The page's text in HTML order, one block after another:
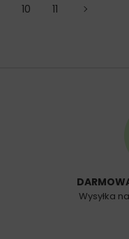
10
11 →
Wysyłka